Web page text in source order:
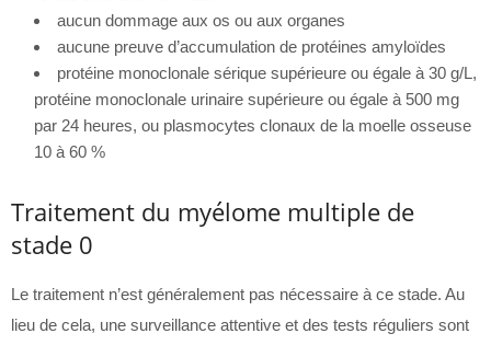
aucun dommage aux os ou aux organes
aucune preuve d’accumulation de protéines amyloïdes
protéine monoclonale sérique supérieure ou égale à 30 g/L,
protéine monoclonale urinaire supérieure ou égale à 500 mg
par 24 heures, ou plasmocytes clonaux de la moelle osseuse
10 à 60 %
Traitement du myélome multiple de
stade 0
Le traitement n’est généralement pas nécessaire à ce stade. Au
lieu de cela, une surveillance attentive et des tests réguliers sont